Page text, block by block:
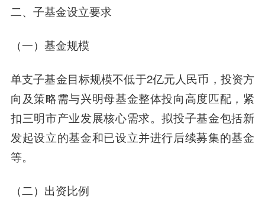
二、 子基金设立要求
（一）基金规模
单支子基金目标规模不低于2亿元人民币，投资方
向及策略需与兴明母基金整体投向高度匹配，紧
扣三明市产业发展核心需求。拟投子基金包括新
发起设立的基金和已设立并进行后续募集的基金
等。
（二）出资比例